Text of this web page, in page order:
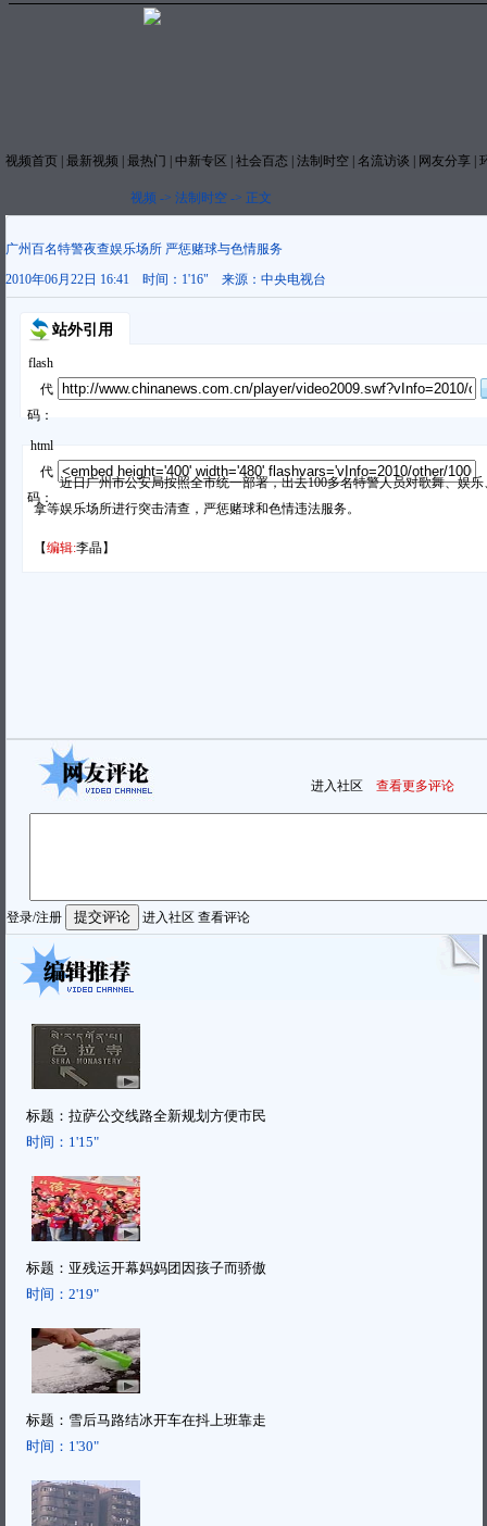
视频首页 最新视频 最热门 中新专区 社会百态 法制时空 名流访谈 网友分享
视频 -> 法制时空 -> 正文
广州百名特警夜查娱乐场所 严惩赌球与色情服务
2010年06月22日 16:41
时间： 1'16" 来源： 中央电视台
站外引用
flash
代
码：
html
代
码：
近日广州市公安局按照全市统一部署，出去100多名特警人员对歌舞、娱乐
拿等娱乐场所进行突击清查，严惩赌球和色情违法服务。
【编辑:李晶】
进入社区 查看更多评论
登录/注册 进入社区 查看评论
标题： 拉萨公交线路全新规划方便市民
时间： 1'15"
标题： 亚残运开幕妈妈团因孩子而骄傲
时间： 2'19"
标题： 雪后马路结冰开车在抖上班靠走
时间： 1'30"